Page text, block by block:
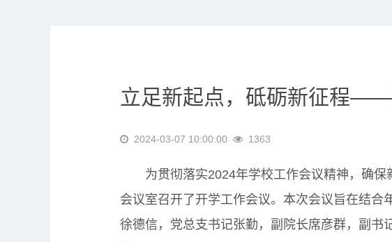
立足新起点，砥砺新征程
2024-03-07 10:00:00 1363
为贯彻落实2024年学校工作会议精神，确保
会议室召开了开学工作会议。本次会议旨在结
徐德信，党总支书记张勤，副院长席彦群，副